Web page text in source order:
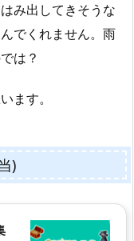
み出してきそうな
でくれません。雨
は？
ます。
)